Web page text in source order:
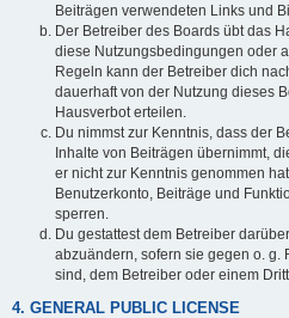
Beiträgen verwendeten Links und
Der Betreiber des Boards übt das
diese Nutzungsbedingungen oder
Regeln kann der Betreiber dich
dauerhaft von der Nutzung dieses
Hausverbot erteilen.
Du nimmst zur Kenntnis, dass der
Inhalte von Beiträgen übernimmt,
er nicht zur Kenntnis genommen
Benutzerkonto, Beiträge und
sperren.
Du gestattest dem Betreiber
abzuändern, sofern sie gegen o.
sind, dem Betreiber oder einem
4. GENERAL PUBLIC LICENSE